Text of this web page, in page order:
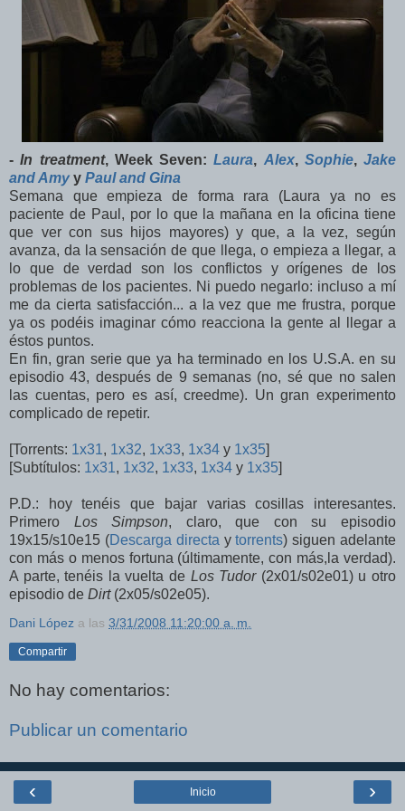
-In treatment, Week Seven:Laura, Alex, Sophie, Jake
and Amyy Paul and Gina
Semana que empieza de forma rara (Laura ya no es
paciente de Paul, por lo que la mañana en la oficina tiene
que ver con sus hijos mayores) y que, a la vez, según
avanza, da la sensación de que llega, o empieza a llegar, a
lo que de verdad son los conflictos y orígenes de los
problemas de los pacientes. Ni puedo negarlo: incluso a mí
me da cierta satisfacción... a la vez que me frustra, porque
ya os podéis imaginar cómo reacciona la gente al llegar a
éstos puntos.
En fin, gran serie que ya ha terminado en los U.S.A. en su
episodio 43, después de 9 semanas (no, sé que no salen
las cuentas, pero es así, creedme). Un gran experimento
complicado de repetir.
[Torrents: 1x31, 1x32, 1x33, 1x34 y 1x35]
[Subtítulos: 1x31, 1x32, 1x33, 1x34 y 1x35]
P.D.: hoy tenéis que bajar varias cosillas interesantes.
Primero Los Simpson, claro, que con su episodio
19x15/s10e15 (Descarga directa ytorrents) siguen adelante
con más o menos fortuna (últimamente, con más,la verdad).
A parte, tenéis la vuelta de Los Tudor(2x01/s02e01) u otro
episodio de Dirt(2x05/s02e05).
Dani López a las 3/31/2008 11:20:00 a. m.
Compartir
No hay comentarios:
Publicar un comentario
‹ ›
Inicio